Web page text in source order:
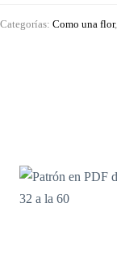
Categorías: Como una flor,